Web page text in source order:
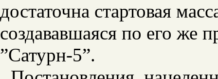
достаточна стартовая
создававшаяся по его же
”Сатурн-5”.